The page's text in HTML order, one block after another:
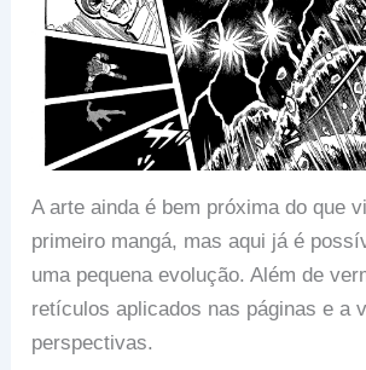
A arte ainda é bem próxima do que
primeiro mangá, mas aqui já é
uma pequena evolução. Além de
retículos aplicados nas páginas e a
perspectivas.